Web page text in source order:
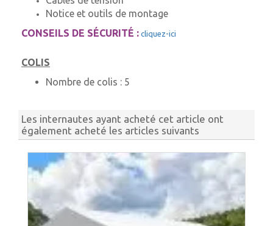
Notice et outils de montage
CONSEILS DE SÉCURITÉ : cliquez-ici
COLIS
Nombre de colis : 5
Les internautes ayant acheté cet article ont
également acheté les articles suivants